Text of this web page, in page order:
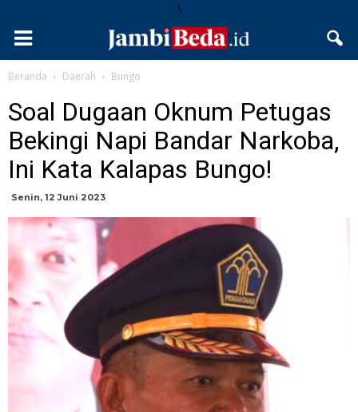
\
Beranda Daerah Bungo
Soal Dugaan Oknum Petugas
Bekingi Napi Bandar Narkoba,
Ini Kata Kalapas Bungo!
Senin, 12 Juni 2023